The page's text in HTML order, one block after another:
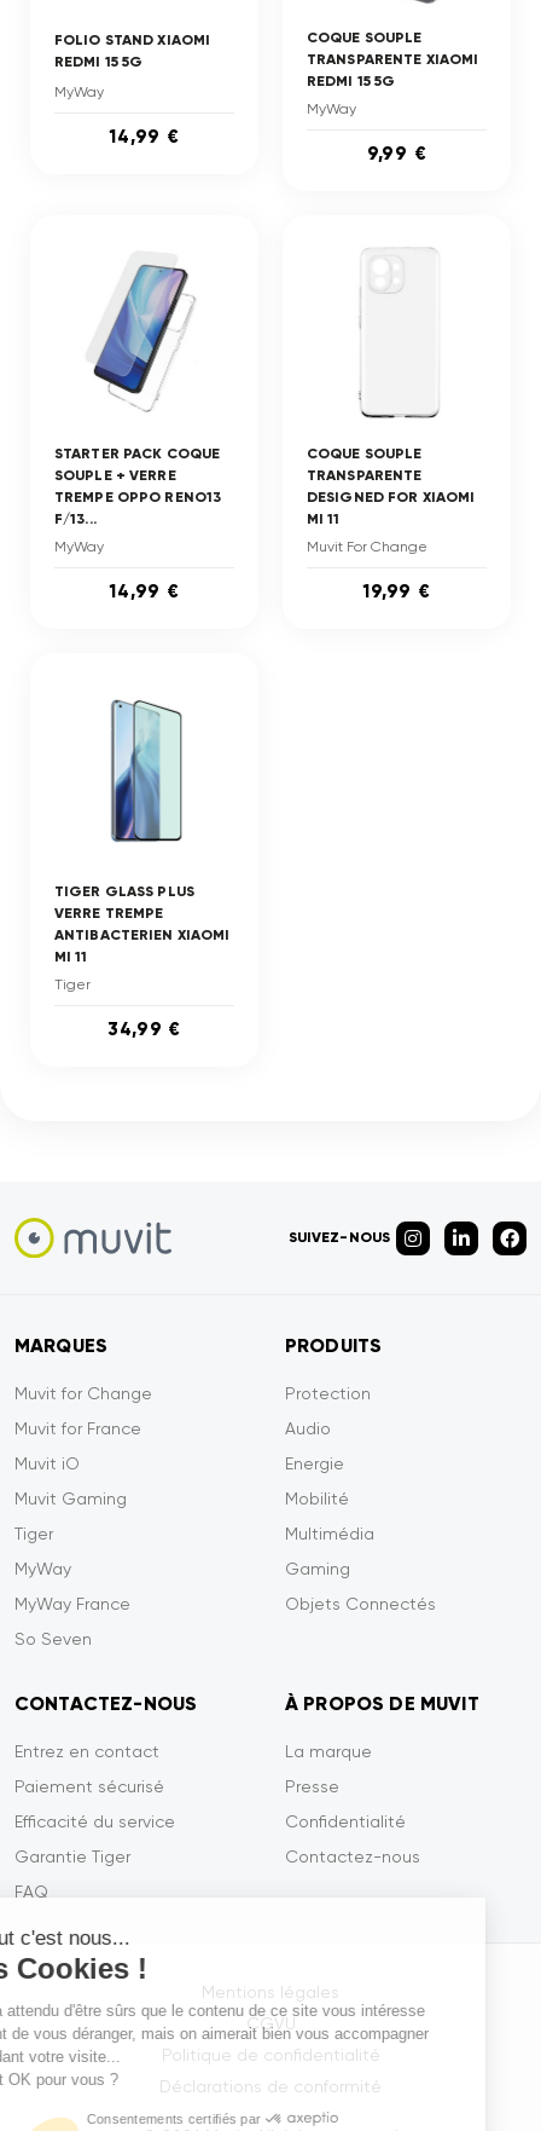
Salut c'est nous...
les Cookies !
On a attendu d'être sûrs que le contenu de ce site vous intéresse
avant de vous déranger, mais on aimerait bien vous accompagner
pendant votre visite...
C'est OK pour vous ?
Consentements certifiés par
FOLIO STAND XIAOMI
REDMI 15 5G
MyWay
14,99 €
COQUE SOUPLE
TRANSPARENTE XIAOMI
REDMI 15 5G
MyWay
9,99 €
STARTER PACK COQUE
SOUPLE + VERRE
TREMPE OPPO RENO13
F/13...
MyWay
14,99 €
COQUE SOUPLE
TRANSPARENTE
DESIGNED FOR XIAOMI
MI 11
Muvit For Change
19,99 €
TIGER GLASS PLUS
VERRE TREMPE
ANTIBACTERIEN XIAOMI
MI 11
Tiger
34,99 €
SUIVEZ-NOUS
MARQUES
Muvit for Change
Muvit for France
Muvit iO
Muvit Gaming
Tiger
MyWay
MyWay France
So Seven
PRODUITS
Protection
Audio
Energie
Mobilité
Multimédia
Gaming
Objets Connectés
CONTACTEZ-NOUS
Entrez en contact
Paiement sécurisé
Efficacité du service
Garantie Tiger
FAQ
À PROPOS DE MUVIT
La marque
Presse
Confidentialité
Contactez-nous
Mentions légales
CGVU
Politique de confidentialité
Déclarations de conformité